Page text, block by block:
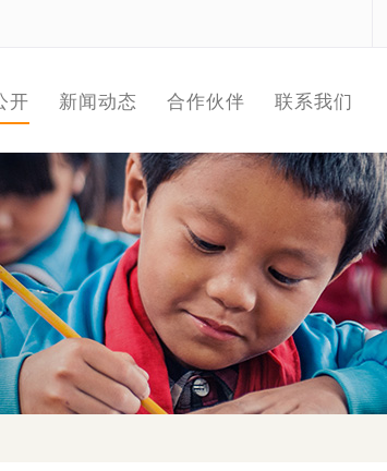
开 新闻动态 合作伙伴 联系我们